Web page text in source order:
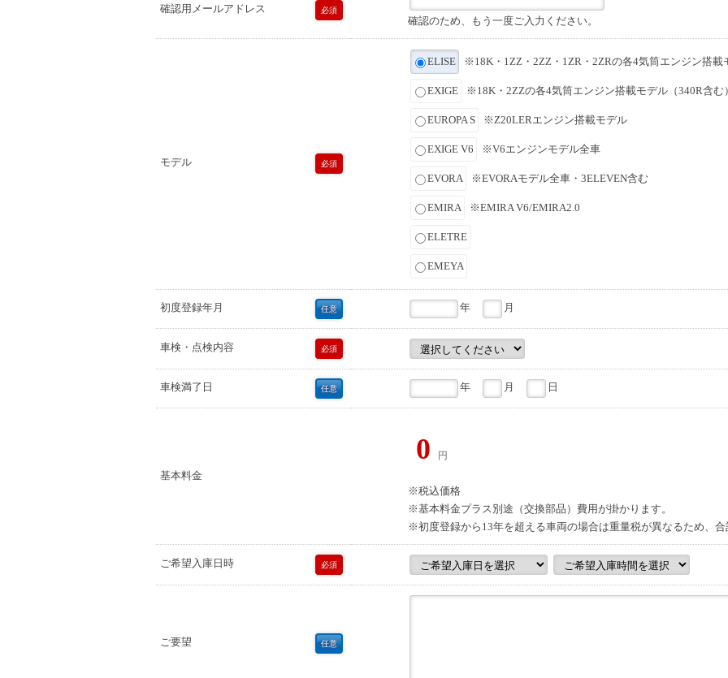
必須
確認用メールアドレス
確認のため、もう一度ご入力ください。
必須
モデル
ELISE ※18K・1ZZ・2ZZ・1ZR・2ZRの各4気筒エンジン搭載
EXIGE ※18K・2ZZの各4気筒エンジン搭載モデル（340R含む）
EUROPA S ※Z20LERエンジン搭載モデル
EXIGE V6 ※V6エンジンモデル全車
EVORA ※EVORAモデル全車・3ELEVEN含む
EMIRA ※EMIRA V6/EMIRA2.0
ELETRE
EMEYA
任意
初度登録年月 年 月
必須
車検・点検内容
車検満了日 任意 年 月 日
基本料金
0 円
※税込価格
※基本料金プラス別途（交換部品）費用が掛かります。
※初度登録から13年を超える車両の場合は重量税が異なるため、合
必須
ご希望入庫日時
ご要望 任意